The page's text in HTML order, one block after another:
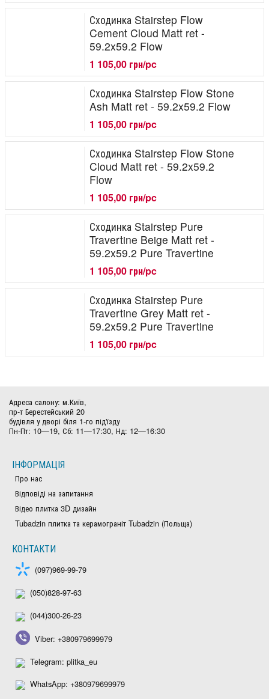
Сходинка Stairstep Flow
Cement Cloud Matt ret -
59.2x59.2 Flow
1 105,00 грн/pc
Сходинка Stairstep Flow Stone
Ash Matt ret - 59.2x59.2 Flow
1 105,00 грн/pc
Сходинка Stairstep Flow Stone
Cloud Matt ret - 59.2x59.2
Flow
1 105,00 грн/pc
Сходинка Stairstep Pure
Travertine Beige Matt ret -
59.2x59.2 Pure Travertine
1 105,00 грн/pc
Сходинка Stairstep Pure
Travertine Grey Matt ret -
59.2x59.2 Pure Travertine
1 105,00 грн/pc
Адреса салону: м.Київ,
пр-т Берестейський 20
будівля у дворі біля 1-го під'їзду
Пн-Пт: 10—19, Сб: 11—17:30, Нд: 12—16:30
ІНФОРМАЦІЯ
Про нас
Відповіді на запитання
Відео плитка 3D дизайн
Tubadzin плитка та керамограніт Tubadzin (Польща)
КОНТАКТИ
(097)969-99-79
(050)828-97-63
(044)300-26-23
Viber: +380979699979
Telegram: plitka_eu
WhatsApp: +380979699979